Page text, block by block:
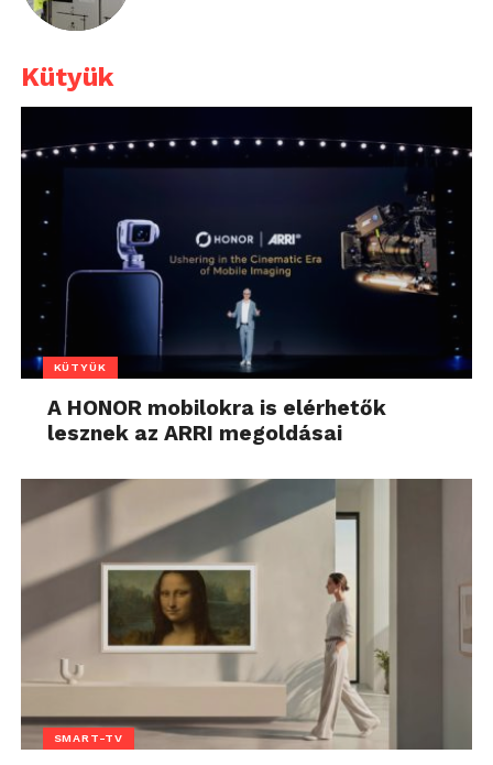
Kütyük
KÜTYÜK
A HONOR mobilokra is elérhetők
lesznek az ARRI megoldásai
SMART-TV